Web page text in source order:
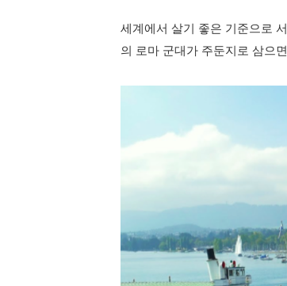
세계에서 살기 좋은 기준으로
의 로마 군대가 주둔지로 삼으